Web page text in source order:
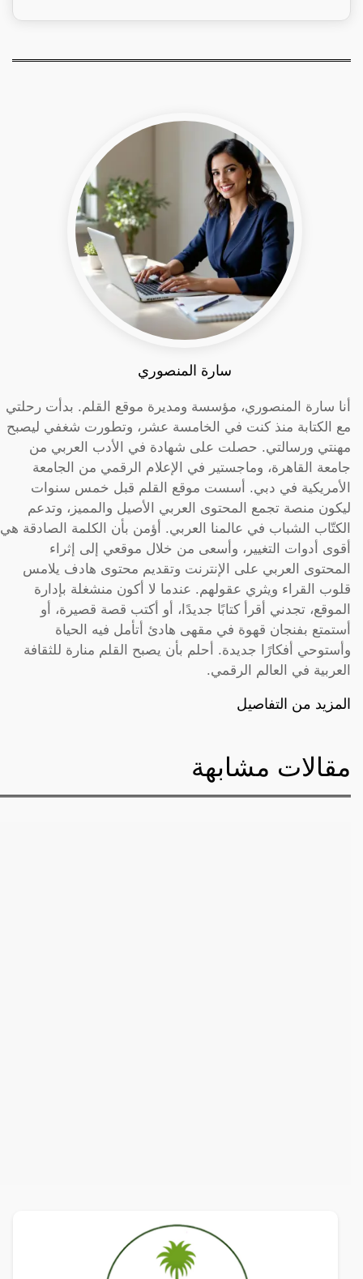
سارة المنصوري
أنا سارة المنصوري، مؤسسة ومديرة موقع القلم. بدأت رحلتي
مع الكتابة منذ كنت في الخامسة عشر، وتطورت شغفي ليصبح
مهنتي ورسالتي. حصلت على شهادة في الأدب العربي من
جامعة القاهرة، وماجستير في الإعلام الرقمي من الجامعة
الأمريكية في دبي. أسست موقع القلم قبل خمس سنوات
ليكون منصة تجمع المحتوى العربي الأصيل والمميز، وتدعم
الكتّاب الشباب في عالمنا العربي. أؤمن بأن الكلمة الصادقة هي
أقوى أدوات التغيير، وأسعى من خلال موقعي إلى إثراء
المحتوى العربي على الإنترنت وتقديم محتوى هادف يلامس
قلوب القراء ويثري عقولهم. عندما لا أكون منشغلة بإدارة
الموقع، تجدني أقرأ كتابًا جديدًا، أو أكتب قصة قصيرة، أو
أستمتع بفنجان قهوة في مقهى هادئ أتأمل فيه الحياة
وأستوحي أفكارًا جديدة. أحلم بأن يصبح القلم منارة للثقافة
العربية في العالم الرقمي.
المزيد من التفاصيل
مقالات مشابهة